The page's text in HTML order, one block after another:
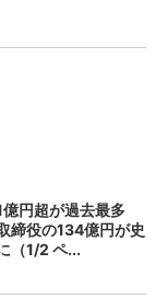
億円超が過去最多
締役の134億円が史
（1/2 ペ...